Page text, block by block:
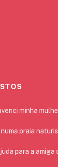
minha
numa praia
para a amiga